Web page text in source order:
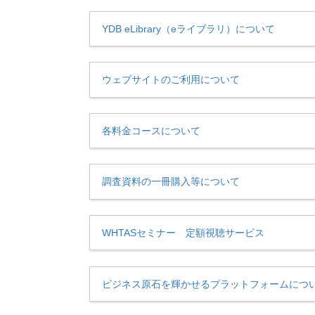
YDB eLibrary（eライブラリ）について
ウェブサイトのご利用について
各料金コースについて
調査資料の一冊購入等について
WHTASセミナー 定額視聴サービス
ビジネス原石を輝かせるプラットフォームにつ